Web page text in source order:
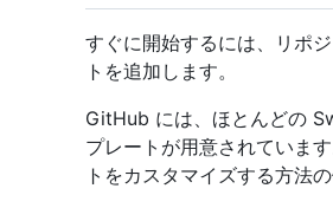
すぐに開始するには、リポ
トを追加します。
GitHub には、ほとんどの
プレートが用意されていま
トをカスタマイズする方法